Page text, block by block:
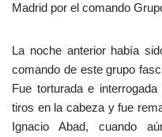
Madrid por el comando
La noche anterior había
comando de este grupo
Fue torturada e
tiros en la cabeza y fue
Ignacio Abad, cuando